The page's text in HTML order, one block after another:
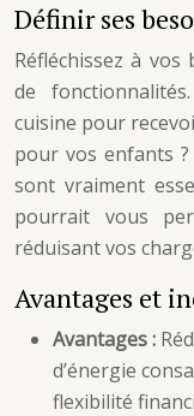
Définir ses
Réfléchissez à vos
de
cuisine pour
pour vos enfants ?
sont vraiment
pourrait vous
réduisant vos
Avantages et
Avantages :
d’énergie
flexibilité